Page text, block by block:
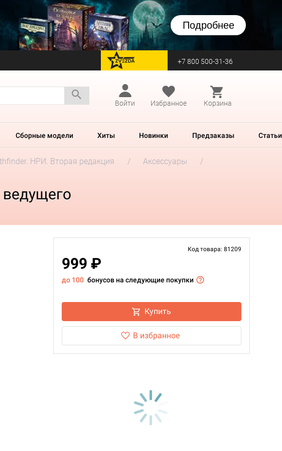
Подробнее
перейти на Zvezda +7 800 500-31-36
Войти
Избранное Корзина
Сборные модели Хиты Новинки Предзаказы Статьи
НРИ. Вторая редакция
Аксессуары
Код товара: 81209
999 ₽
до 100 бонусов на следующие покупки
Купить
В избранное